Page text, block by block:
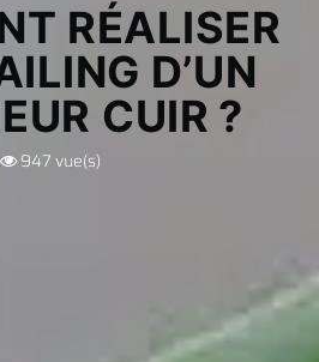
RÉALISER
D’UN
CUIR ?
947vue(s)